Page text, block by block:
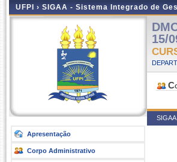
UFPI › SIGAA - Sistema Integrado de
Apresentação
Corpo Administrativo
15/